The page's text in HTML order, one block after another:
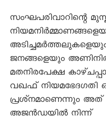
സംഘപരിവാറിന്റെ
അടിച്ചമർത്തലുകളെയും
ജനങ്ങളെയും
മതനിരപേക്ഷ
വഖഫ് നിയമഭേദഗതി
പ്രശ്‌നമാണെന്നും അത്
അജൻഡയിൽ നിന്ന്